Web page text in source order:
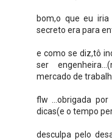
bom,o que eu
secreto era para
e como se diz,tô
ser
mercado de
flw ...obrigada
dicas(e o tempo
desculpa pelo